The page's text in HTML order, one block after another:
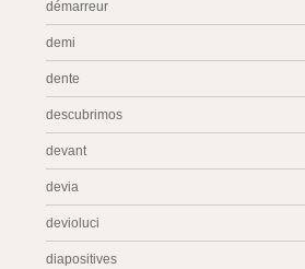
démarreur
demi
dente
descubrimos
devant
devia
devioluci
diapositives